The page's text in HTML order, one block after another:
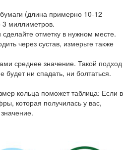
(длина примерно 10-12
3 миллиметров.
отметку в нужном месте.
через сустав, измерьте также
среднее значение. Такой подход
будет ни спадать, ни болтаться.
кольца поможет таблица: Если в
которая получилась у вас,